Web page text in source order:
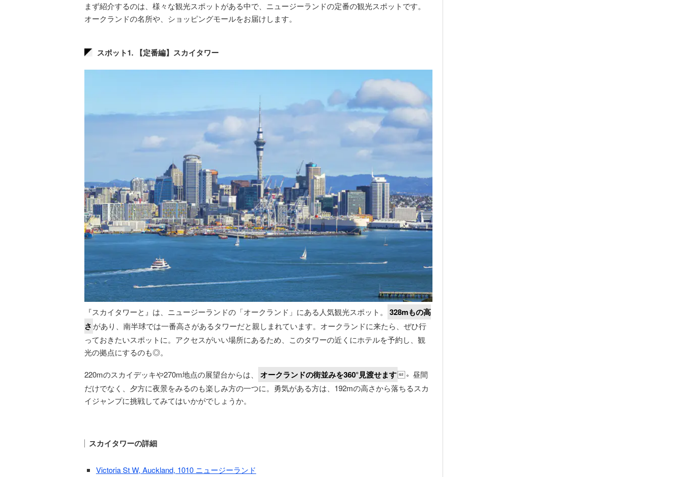
まず紹介するのは、様々な観光スポットがある中で、ニュージーランドの定番の観光スポットです。
オークランドの名所や、ショッピングモールをお届けします。
スポット1. 【定番編】スカイタワー
『スカイタワーと』は、ニュージーランドの「オークランド」にある人気観光スポット。
328mもの高
さ があり、南半球では一番高さがあるタワーだと親しまれています。オークランドに来たら、ぜひ行
っておきたいスポットに。アクセスがいい場所にあるため、このタワーの近くにホテルを予約し、観
光の拠点にするのも◎。
220mのスカイデッキや270m地点の展望台からは、 オークランドの街並みを360°見渡せます 。昼間
だけでなく、夕方に夜景をみるのも楽しみ方の一つに。勇気がある方は、192mの高さから落ちるスカ
イジャンプに挑戦してみてはいかがでしょうか。
スカイタワーの詳細
Victoria St W, Auckland, 1010 ニュージーランド